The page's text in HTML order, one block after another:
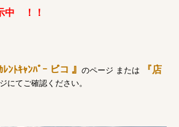
中 ！！
ｶﾚﾝﾄｷｬﾝﾊﾟｰ ピコ 』 のページ または
『店
にてご確認ください。